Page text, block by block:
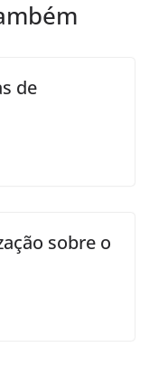
de
sobre o